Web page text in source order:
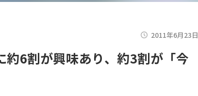
2011年6月23日
約6割が興味あり、約3割が「今